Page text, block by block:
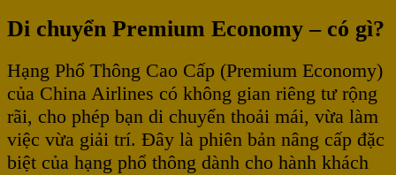
Di chuyển Premium Economy – có gì?
Hạng Phổ Thông Cao Cấp (Premium Economy)
của China Airlines có không gian riêng tư rộng
rãi, cho phép bạn di chuyển thoải mái, vừa làm
việc vừa giải trí. Đây là phiên bản nâng cấp đặc
biệt của hạng phổ thông dành cho hành khách